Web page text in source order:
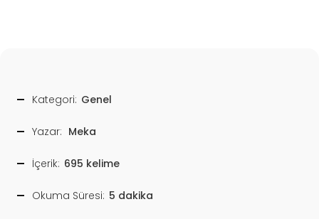
Kategori: Genel
Yazar: Meka
İçerik: 695 kelime
Okuma Süresi: 5 dakika